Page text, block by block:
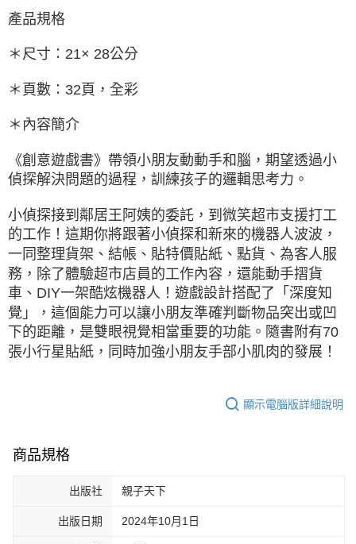
產品規格
＊尺寸：21× 28公分
＊頁數：32頁，全彩
＊內容簡介
《創意遊戲書》帶領小朋友動動手和腦，期望透過小
偵探解決問題的過程，訓練孩子的邏輯思考力。
小偵探接到鄰居王阿姨的委託，到微笑超市支援打工
的工作！這期你將跟著小偵探和新來的機器人波波，
一同整理貨架、結帳、貼特價貼紙、點貨、為客人服
務，除了體驗超市店員的工作內容，還能動手摺貨
車、DIY一架酷炫機器人！遊戲設計搭配了「深度知
覺」，這個能力可以讓小朋友準確判斷物品突出或凹
下的距離，是雙眼視覺相當重要的功能。隨書附有70
張小行星貼紙，同時加強小朋友手部小肌肉的發展！
顯示電腦版詳細說明
商品規格
出版社 親子天下
出版日期 2024年10月1日